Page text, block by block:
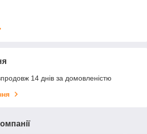
14 днів за домовленістю